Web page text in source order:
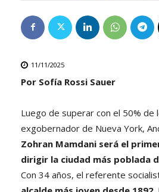
11/11/2025
Por Sofía Rossi Sauer
Luego de superar con el 50% de
exgobernador de Nueva York,
Zohran Mamdani será el
dirigir la ciudad más poblada
Con 34 años, el referente